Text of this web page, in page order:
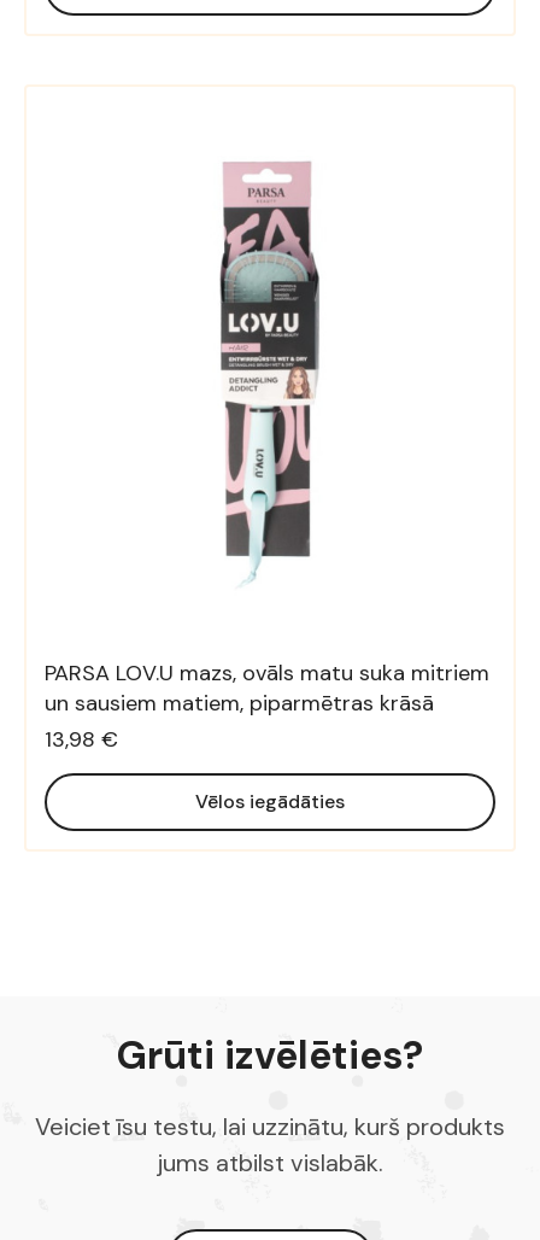
PARSA LOV.U mazs, ovāls matu suka mitriem
un sausiem matiem, piparmētras krāsā
13,98 €
Vēlos iegādāties
Grūti izvēlēties?
Veiciet īsu testu, lai uzzinātu, kurš produkts
jums atbilst vislabāk.